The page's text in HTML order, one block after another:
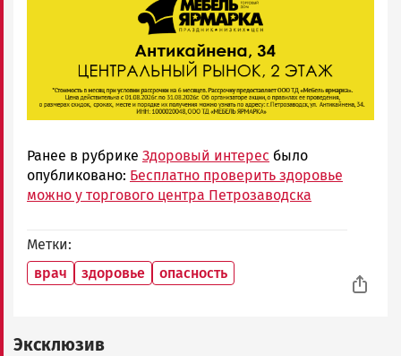
Ранее в рубрике Здоровый интерес было
опубликовано: Бесплатно проверить здоровье
можно у торгового центра Петрозаводска
Метки
врач
здоровье опасность
Эксклюзив